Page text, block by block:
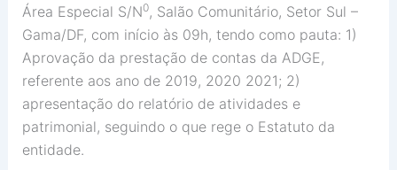
Área Especial S/N0, Salão Comunitário, Setor Sul –
Gama/DF, com início às 09h, tendo como pauta: 1)
Aprovação da prestação de contas da ADGE,
referente aos ano de 2019, 2020 2021; 2)
apresentação do relatório de atividades e
patrimonial, seguindo o que rege o Estatuto da
entidade.